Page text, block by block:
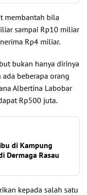
membantah bila
sampai Rp10 miliar
Rp4 miliar.
bukan hanya dirinya
beberapa orang
Albertina Labobar
Rp500 juta.
di Kampung
Dermaga Rasau
kepada salah satu